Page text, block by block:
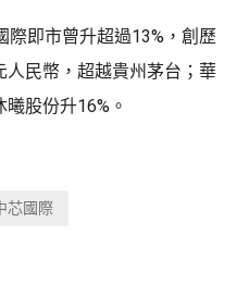
際即市曾升超過13%，創歷
人民幣，超越貴州茅台；華
股份升16%。
芯國際